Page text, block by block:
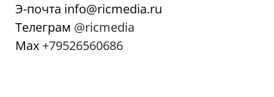
Э-почта info@ricmedia.ru
Телеграм @ricmedia
Мах +79526560686